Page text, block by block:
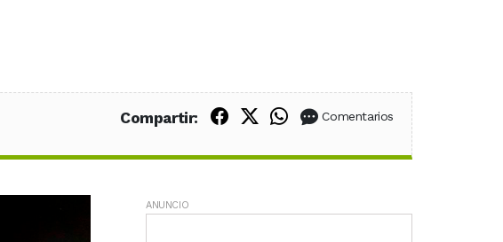
Compartir: Compartir en Facebook
Compartir en X (Twitter)
Compartir en WhatsApp
Comentarios
ANUNCIO